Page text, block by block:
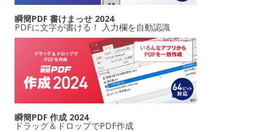
瞬簡PDF 書けまっせ 2024
PDFに文字が書ける！ 入力欄を自動認識
瞬簡PDF 作成 2024
ドラッグ＆ドロップでPDF作成